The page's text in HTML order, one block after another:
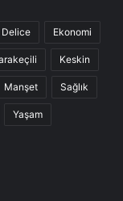
Delice Ekonomi
Keskin
Manşet Sağlık
Yaşam